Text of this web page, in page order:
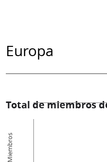
Europa
Total de miembros
Miembros